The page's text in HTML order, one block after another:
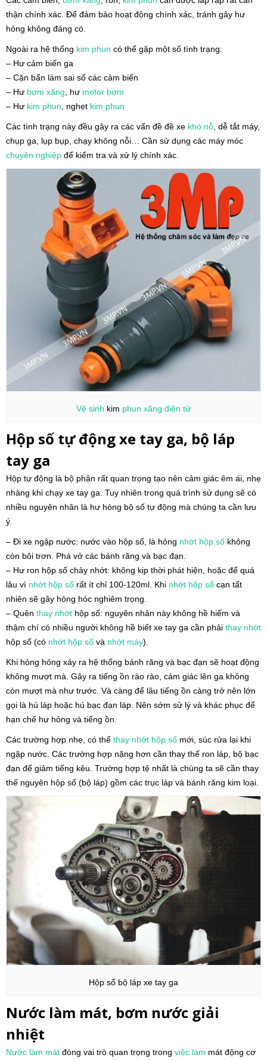
thận chính xác. Để đảm bảo hoạt động chính xác, tránh gây hư
hỏng không đáng có.
Ngoài ra hệ thống kim phun có thể gặp một số tình trạng:
– Hư cảm biến ga
– Cặn bẩn làm sai số các cảm biến
– Hư bơm xăng , hư motor bơm
– Hư kim phun , nghẹt kim phun
Các tình trạng này đều gây ra các vấn đề đề xe khó nỗ , dễ tắt máy,
chụp ga, lụp bụp, chạy không nỗi… Cần sử dụng các máy móc
chuyên nghiệp để kiểm tra và xử lý chính xác.
Vệ sinh kim phun xăng điện tử
Hộp số tự động xe tay ga, bộ láp
tay ga
Hộp tự động là bộ phận rất quan trọng tạo nên cảm giác êm ái, nhẹ
nhàng khi chạy xe tay ga. Tuy nhiên trong quá trình sử dụng sẽ có
nhiều nguyên nhân là hư hỏng bộ số tự động mà chúng ta cần lưu
ý.
– Đi xe ngập nước: nước vào hộp số, là hỏng nhớt hộp số không
còn bôi trơn. Phá vở các bánh răng và bạc đạn.
– Hư ron hộp số chảy nhớt: không kịp thời phát hiện, hoặc để quá
lâu vì nhớt hộp số rất ít chỉ 100-120ml. Khi nhớt hộp số cạn tất
nhiên sẽ gây hỏng hóc nghiêm trọng.
– Quên thay nhớt hộp số: nguyên nhân này không hề hiếm và
thậm chí có nhiều người không hề biết xe tay ga cần phải thay nhớt
hộp số (có nhớt hộp số và nhớt máy).
Khi hỏng hỏng xảy ra hệ thống bánh răng và bạc đạn sẽ hoạt động
không mượt mà. Gây ra tiếng ồn rào rào, cảm giác lên ga không
còn mượt mà như trước. Và càng để lâu tiếng ồn càng trở nên lớn
gọi là hú láp hoặc hú bạc đạn láp. Nên sớm sử lý và khác phục để
hạn chế hư hỏng và tiếng ồn.
Các trường hợp nhẹ, có thể thay nhớt hộp số mới, súc rửa lại khi
ngập nước. Các trường hợp nặng hơn cần thay thế ron láp, bộ bạc
đạn để giảm tiếng kêu. Trường hợp tệ nhất là chúng ta sẽ cần thay
thế nguyên hộp số (bộ láp) gồm các trục láp và bánh răng kim loại.
Hộp số bộ láp xe tay ga
Nước làm mát, bơm nước giải
nhiệt
Nước làm mát đóng vai trò quan trọng trong việc làm mát động cơ